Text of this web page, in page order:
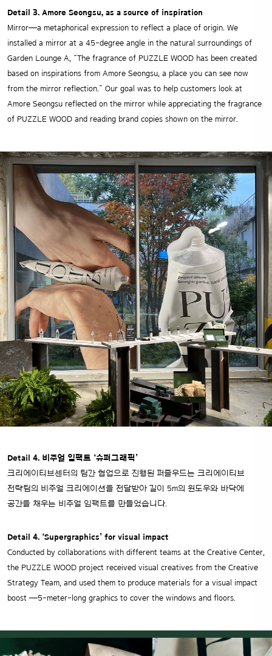
Detail 3. Amore Seongsu, as a source of inspiration
Mirror—a metaphorical expression to reflect a place of origin. We
installed a mirror at a 45-degree angle in the natural surroundings of
Garden Lounge A, “The fragrance of PUZZLE WOOD has been created
based on inspirations from Amore Seongsu, a place you can see now
from the mirror reflection.” Our goal was to help customers look at
Amore Seongsu reflected on the mirror while appreciating the fragrance
of PUZZLE WOOD and reading brand copies shown on the mirror.
Detail 4. 비주얼 임팩트 ‘슈퍼그래픽’
크리에이티브센터의 팀간 협업으로 진행된 퍼즐우드는 크리에이티브
전략팀의 비주얼 크리에이션을 전달받아 길이 5m의 윈도우와 바닥에
공간을 채우는 비주얼 임팩트를 만들었습니다.
Detail 4. ‘Supergraphics’ for visual impact
Conducted by collaborations with different teams at the Creative Center,
the PUZZLE WOOD project received visual creatives from the Creative
Strategy Team, and used them to produce materials for a visual impact
boost —5-meter-long graphics to cover the windows and floors.